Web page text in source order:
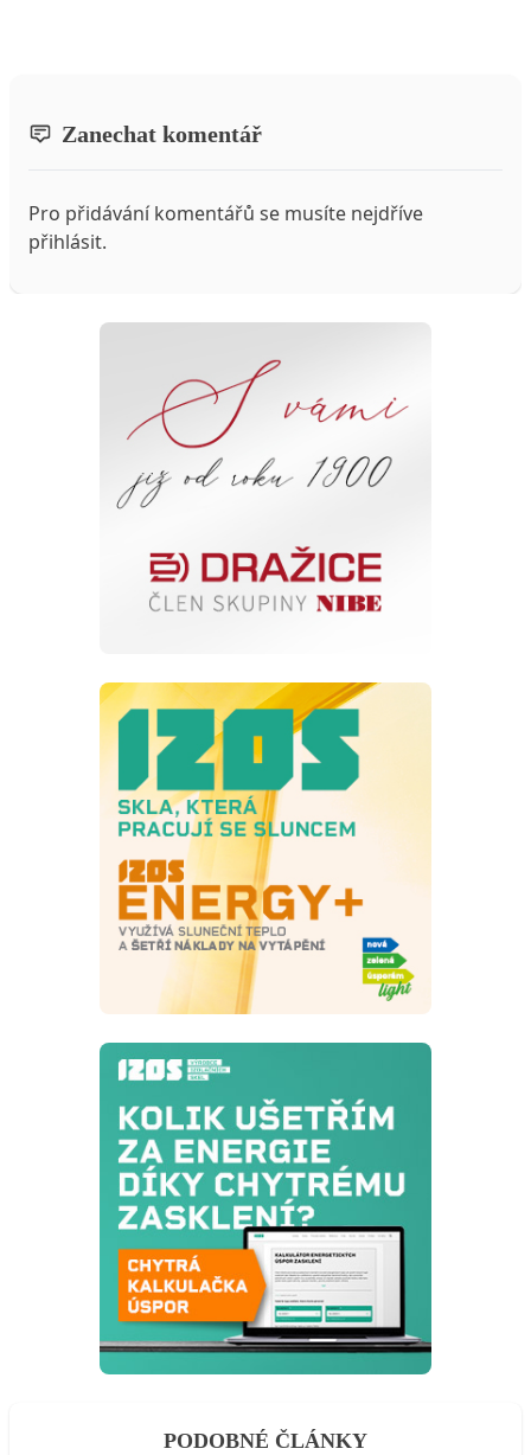
Zanechat komentář
Pro přidávání komentářů se musíte nejdříve
přihlásit.
PODOBNÉ ČLÁNKY